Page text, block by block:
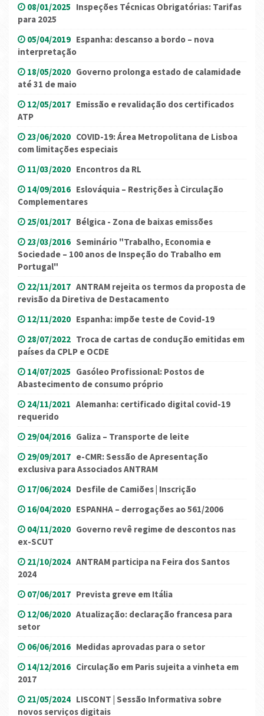
08/01/2025 Inspeções Técnicas Obrigatórias: Tarifas
para 2025
05/04/2019 Espanha: descanso a bordo – nova
interpretação
18/05/2020 Governo prolonga estado de calamidade
até 31 de maio
12/05/2017 Emissão e revalidação dos certificados
ATP
23/06/2020 COVID-19: Área Metropolitana de Lisboa
com limitações especiais
11/03/2020 Encontros da RL
14/09/2016 Eslováquia – Restrições à Circulação
Complementares
25/01/2017 Bélgica - Zona de baixas emissões
23/03/2016 Seminário "Trabalho, Economia e
Sociedade – 100 anos de Inspeção do Trabalho em
Portugal"
22/11/2017 ANTRAM rejeita os termos da proposta de
revisão da Diretiva de Destacamento
12/11/2020 Espanha: impõe teste de Covid-19
28/07/2022 Troca de cartas de condução emitidas em
países da CPLP e OCDE
14/07/2025 Gasóleo Profissional: Postos de
Abastecimento de consumo próprio
24/11/2021 Alemanha: certificado digital covid-19
requerido
29/04/2016 Galiza – Transporte de leite
29/09/2017 e-CMR: Sessão de Apresentação
exclusiva para Associados ANTRAM
17/06/2024 Desfile de Camiões | Inscrição
16/04/2020 ESPANHA – derrogações ao 561/2006
04/11/2020 Governo revê regime de descontos nas
ex-SCUT
21/10/2024 ANTRAM participa na Feira dos Santos
2024
07/06/2017 Prevista greve em Itália
12/06/2020 Atualização: declaração francesa para
setor
06/06/2016 Medidas aprovadas para o setor
14/12/2016 Circulação em Paris sujeita a vinheta em
2017
21/05/2024 LISCONT | Sessão Informativa sobre
novos serviços digitais